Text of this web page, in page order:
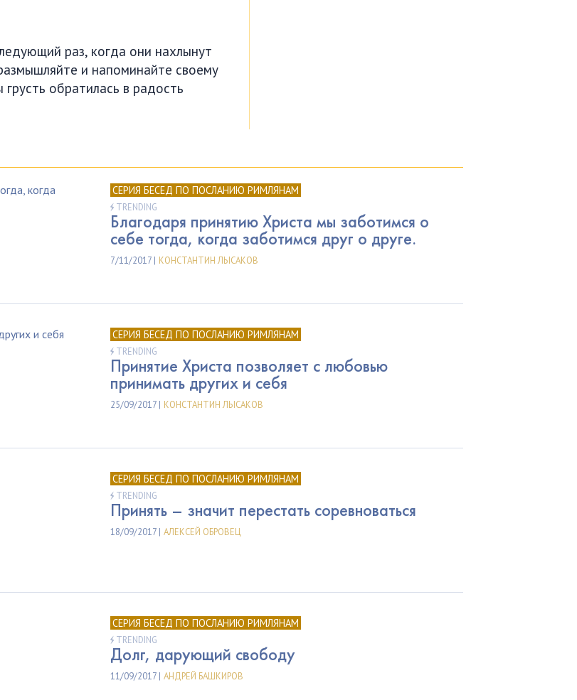
раз, когда они нахлынут
и напоминайте своему
обратилась в радость
СЕРИЯ БЕСЕД ПО ПОСЛАНИЮ РИМЛЯНАМ
TRENDING
Благодаря принятию Христа мы заботимся о
себе тогда, когда заботимся друг о друге.
7/11/2017 | КОНСТАНТИН ЛЫСАКОВ
СЕРИЯ БЕСЕД ПО ПОСЛАНИЮ РИМЛЯНАМ
TRENDING
Принятие Христа позволяет с любовью
принимать других и себя
25/09/2017 | КОНСТАНТИН ЛЫСАКОВ
СЕРИЯ БЕСЕД ПО ПОСЛАНИЮ РИМЛЯНАМ
TRENDING
Принять – значит перестать соревноваться
18/09/2017 | АЛЕКСЕЙ ОБРОВЕЦ
СЕРИЯ БЕСЕД ПО ПОСЛАНИЮ РИМЛЯНАМ
TRENDING
Долг, дарующий свободу
11/09/2017 | АНДРЕЙ БАШКИРОВ